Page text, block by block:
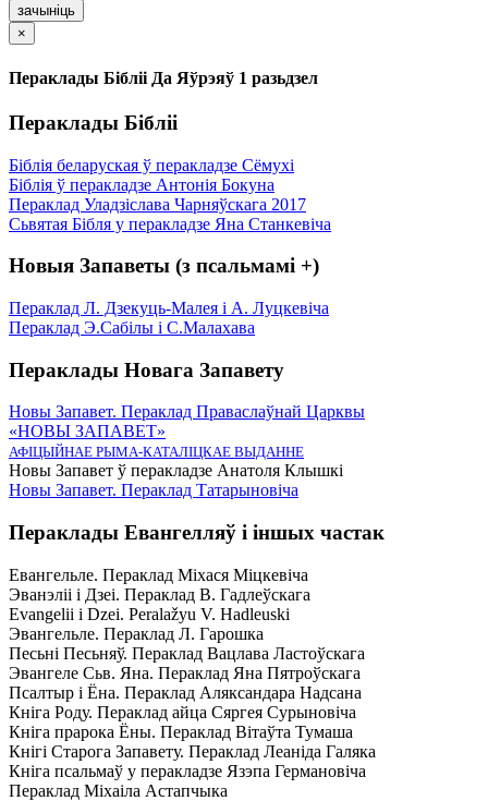
зачыніць
×
Пераклады Бібліі Да Яўрэяў 1 разьдзел
Пераклады Бібліі
Біблія беларуская ў перакладзе Сёмухі
Біблія ў перакладзе Антонія Бокуна
Пераклад Уладзіслава Чарняўскага 2017
Сьвятая Бібля у перакладзе Яна Станкевіча
Новыя Запаветы (з псальмамі +)
Пераклад Л. Дзекуць-Малея і А. Луцкевіча
Пераклад Э.Сабілы і С.Малахава
Пераклады Новага Запавету
Новы Запавет. Пераклад Праваслаўнай Царквы
«НОВЫ ЗАПАВЕТ»
АФІЦЫЙНАЕ РЫМА-КАТАЛІЦКАЕ ВЫДАННЕ
Новы Запавет ў перакладзе Анатоля Клышкi
Новы Запавет. Пераклад Татарыновіча
Пераклады Евангелляў і іншых частак
Евангельле. Пераклад Міхася Міцкевіча
Эванэліі і Дзеі. Пераклад В. Гадлеўскага
Evangelii і Dzei. Рeralažyu V. Hadleuski
Эвангельле. Пераклад Л. Гарошка
Песьні Песьняў. Пераклад Вацлава Ластоўскага
Эвангеле Сьв. Яна. Пераклад Яна Пятроўскага
Псалтыр i Ёна. Пераклад Аляксандара Надсана
Кніга Роду. Пераклад айца Сяргея Сурыновіча
Кніга прарока Ёны. Пераклад Вітаўта Тумаша
Кнігі Старога Запавету. Пераклад Леаніда Галяка
Кніга псальмаў у перакладзе Язэпа Германовіча
Пераклад Міхаіла Астапчыка